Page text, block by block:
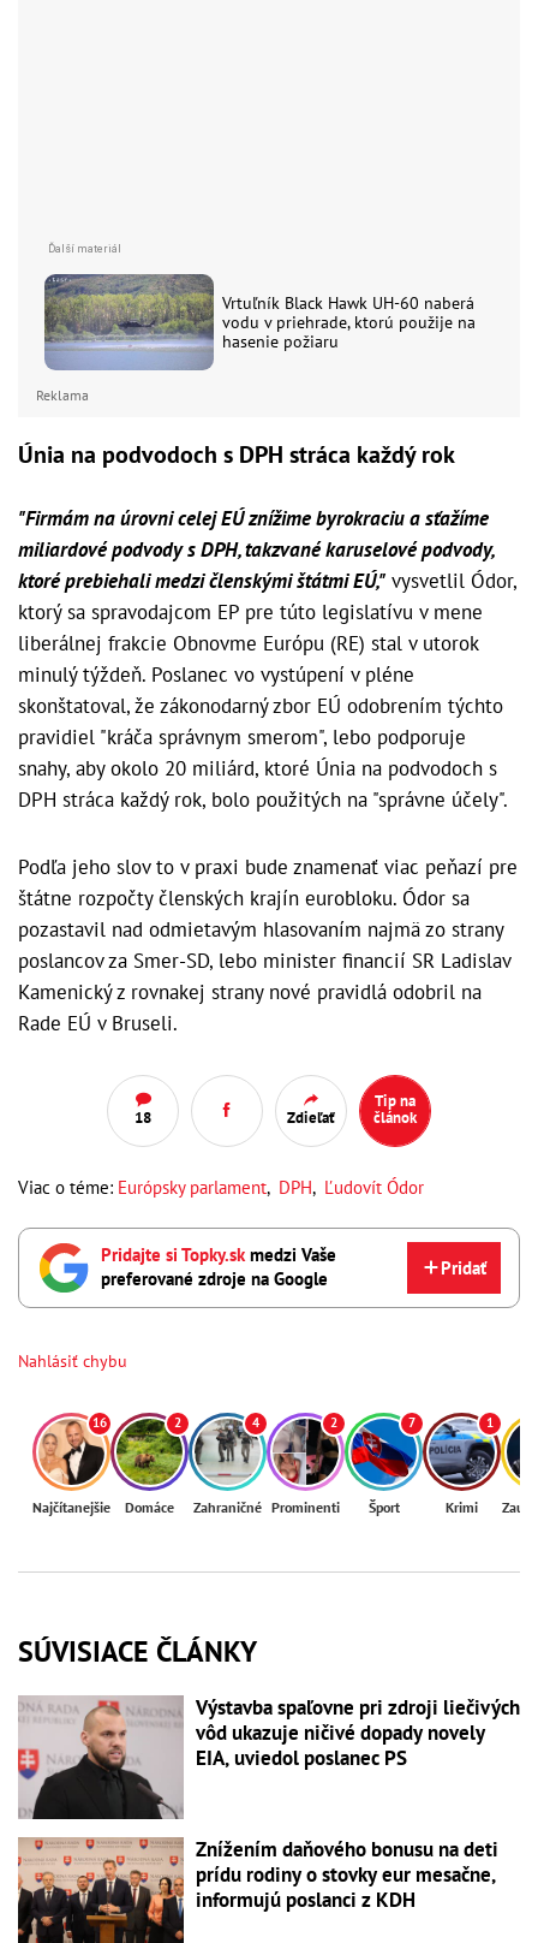
Vrtuľník Black Hawk UH-60 naberá
vodu v priehrade, ktorú použije na
hasenie požiaru
Reklama
Únia na podvodoch s DPH stráca každý rok
"Firmám na úrovni celej EÚ znížime byrokraciu a sťažíme
miliardové podvody s DPH, takzvané karuselové podvody,
ktoré prebiehali medzi členskými štátmi EÚ," vysvetlil Ódor,
ktorý sa spravodajcom EP pre túto legislatívu v mene
liberálnej frakcie Obnovme Európu (RE) stal v utorok
minulý týždeň. Poslanec vo vystúpení v pléne
skonštatoval, že zákonodarný zbor EÚ odobrením týchto
pravidiel "kráča správnym smerom", lebo podporuje
snahy, aby okolo 20 miliárd, ktoré Únia na podvodoch s
DPH stráca každý rok, bolo použitých na "správne účely".
Podľa jeho slov to v praxi bude znamenať viac peňazí pre
štátne rozpočty členských krajín eurobloku. Ódor sa
pozastavil nad odmietavým hlasovaním najmä zo strany
poslancov za Smer-SD, lebo minister financií SR Ladislav
Kamenický z rovnakej strany nové pravidlá odobril na
Rade EÚ v Bruseli.
18 Zdieľať
Tip na
článok
Viac o téme: Európsky parlament, DPH, Ľudovít Ódor
Pridajte si Topky.skmedzi Vaše
preferované zdroje na Google
Pridať
Nahlásiť chybu
16
Najčítanejšie
2
Domáce
4
Zahraničné
2
Prominenti
7
Šport
1
Krimi
SÚVISIACE ČLÁNKY
Výstavba spaľovne pri zdroji liečivých
vôd ukazuje ničivé dopady novely
EIA, uviedol poslanec PS
Znížením daňového bonusu na deti
prídu rodiny o stovky eur mesačne,
informujú poslanci z KDH